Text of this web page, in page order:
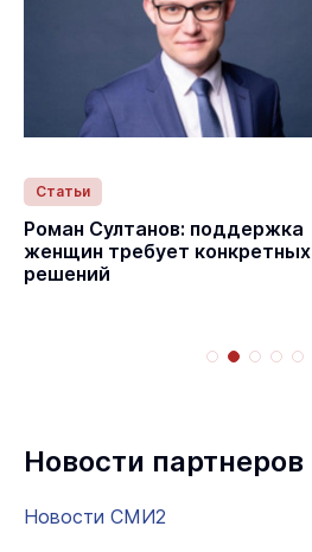
Статьи
Роман Султанов: поддержка
женщин требует конкретных
решений
Новости партнеров
Новости СМИ2